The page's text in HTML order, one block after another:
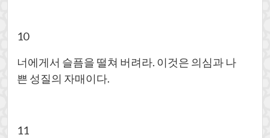
10
너에게서 슬픔을 떨쳐 버려라. 이것은 의심과 나
쁜 성질의 자매이다.
11